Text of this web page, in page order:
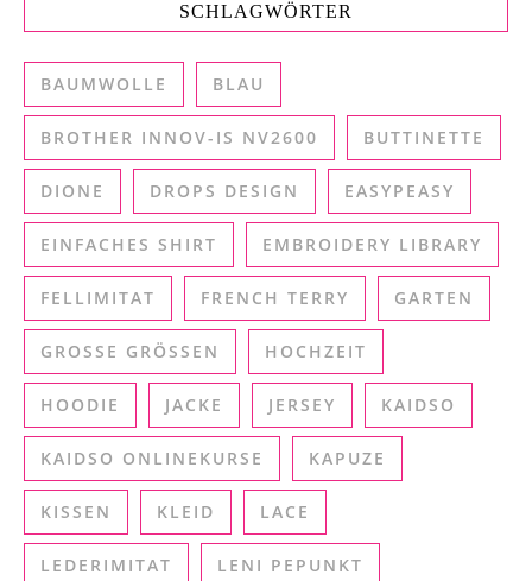
SCHLAGWÖRTER
BAUMWOLLE BLAU
BROTHER INNOV-IS NV2600 BUTTINETTE
DIONE DROPS DESIGN EASYPEASY
EINFACHES SHIRT EMBROIDERY LIBRARY
FELLIMITAT FRENCH TERRY GARTEN
GROSSE GRÖSSEN HOCHZEIT
HOODIE JACKE JERSEY KAIDSO
KAIDSO ONLINEKURSE KAPUZE
KISSEN KLEID LACE
LEDERIMITAT LENI PEPUNKT